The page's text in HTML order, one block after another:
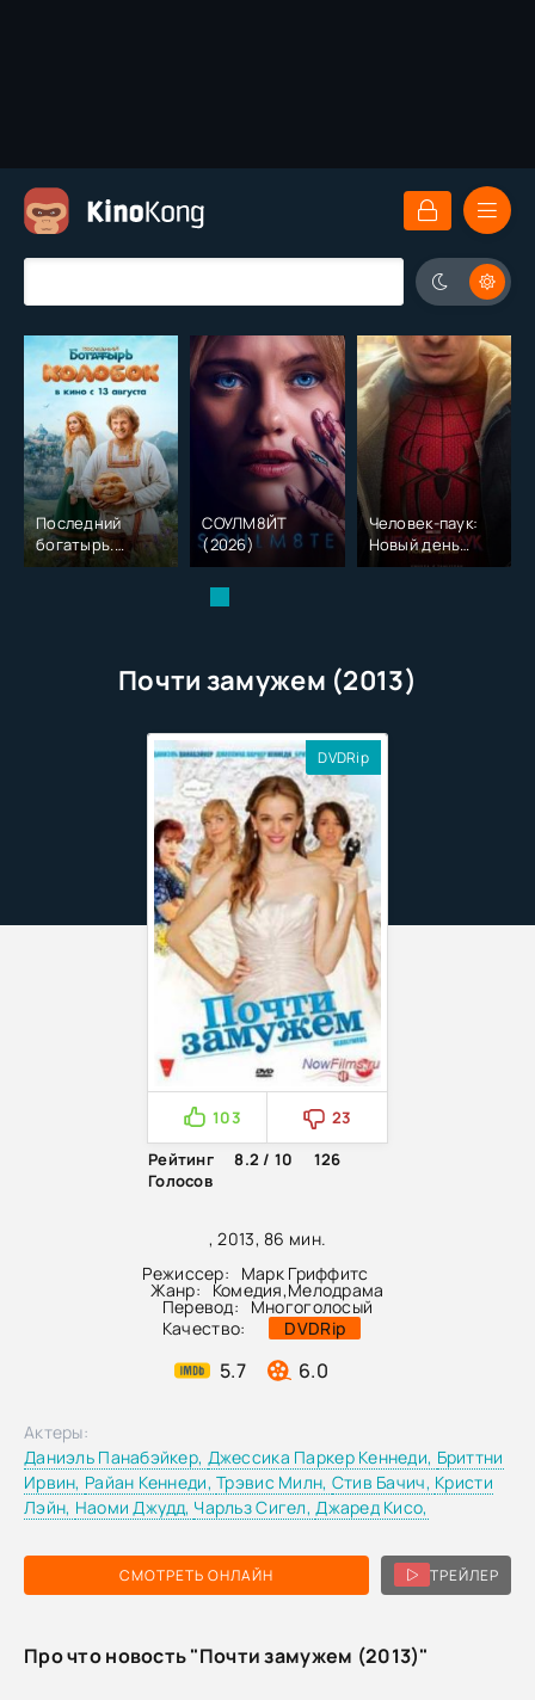
Последний
богатырь.
Колобок (2026)
СОУЛМ8ЙТ
(2026)
Человек-паук:
Новый день
(2026)
Почти замужем (2013)
, 2013, 86 мин.
Режиссер:
Марк Гриффитс
Жанр: Комедия,Мелодрама
Перевод:
Многоголосый
Качество:
DVDRip
5.7 6.0
DVDRip
103
23
Рейтинг
8.2 / 10
126
Голосов
СМОТРЕТЬ ОНЛАЙН ТРЕЙЛЕР
Актеры:
Даниэль Панабэйкер, Джессика Паркер Кеннеди, Бриттни
Ирвин, Райан Кеннеди,Трэвис Милн, Стив Бачич, Кристи
Лэйн, Наоми Джудд, Чарльз Сигел,Джаред Кисо,
Про что новость "Почти замужем (2013)"